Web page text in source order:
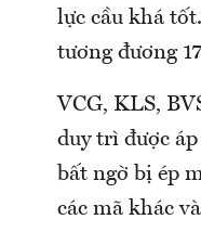
lực cầu khá
tương đương
VCG, KLS,
duy trì được
bất ngờ bị ép
các mã khác